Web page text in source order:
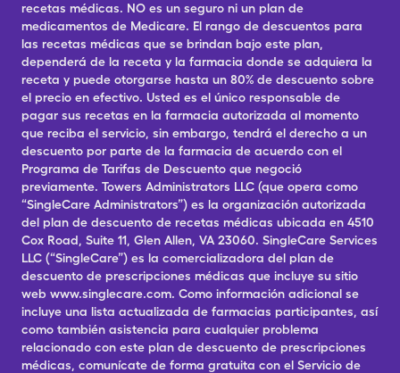
recetas médicas. NO es un seguro ni un plan de
medicamentos de Medicare. El rango de descuentos para
las recetas médicas que se brindan bajo este plan,
dependerá de la receta y la farmacia donde se adquiera la
receta y puede otorgarse hasta un 80% de descuento sobre
el precio en efectivo. Usted es el único responsable de
pagar sus recetas en la farmacia autorizada al momento
que reciba el servicio, sin embargo, tendrá el derecho a un
descuento por parte de la farmacia de acuerdo con el
Programa de Tarifas de Descuento que negoció
previamente. Towers Administrators LLC (que opera como
“SingleCare Administrators”) es la organización autorizada
del plan de descuento de recetas médicas ubicada en 4510
Cox Road, Suite 11, Glen Allen, VA 23060. SingleCare Services
LLC (“SingleCare”) es la comercializadora del plan de
descuento de prescripciones médicas que incluye su sitio
web www.singlecare.com. Como información adicional se
incluye una lista actualizada de farmacias participantes, así
como también asistencia para cualquier problema
relacionado con este plan de descuento de prescripciones
médicas, comunícate de forma gratuita con el Servicio de